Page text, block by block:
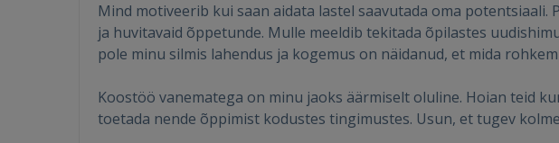
Забыли пароль?
Mind motiveerib kui saan aidata lastel saavutada oma
ja huvitavaid õppetunde. Mulle meeldib tekitada õpilastes
pole minu silmis lahendus ja kogemus on näidanud, et mida
Koostöö vanematega on minu jaoks äärmiselt oluline. Hoian teid
toetada nende õppimist kodustes tingimustes. Usun, et tugev